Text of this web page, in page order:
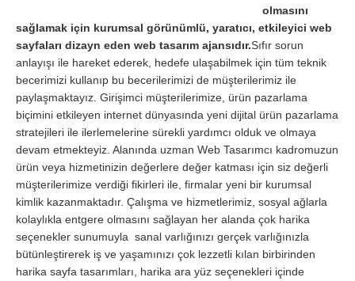
olmasını
sağlamak için kurumsal görünümlü, yaratıcı, etkileyici web
sayfaları dizayn eden web tasarım ajansıdır.Sıfır sorun
anlayışı ile hareket ederek, hedefe ulaşabilmek için tüm teknik
becerimizi kullanıp bu becerilerimizi de müşterilerimiz ile
paylaşmaktayız. Girişimci müşterilerimize, ürün pazarlama
biçimini etkileyen internet dünyasında yeni dijital ürün pazarlama
stratejileri ile ilerlemelerine sürekli yardımcı olduk ve olmaya
devam etmekteyiz. Alanında uzman Web Tasarımcı kadromuzun
ürün veya hizmetinizin değerlere değer katması için siz değerli
müşterilerimize verdiği fikirleri ile, firmalar yeni bir kurumsal
kimlik kazanmaktadır. Çalışma ve hizmetlerimiz, sosyal ağlarla
kolaylıkla entgere olmasını sağlayan her alanda çok harika
seçenekler sunumuyla sanal varlığınızı gerçek varlığınızla
bütünleştirerek iş ve yaşamınızı çok lezzetli kılan birbirinden
harika sayfa tasarımları, harika ara yüz seçenekleri içinde